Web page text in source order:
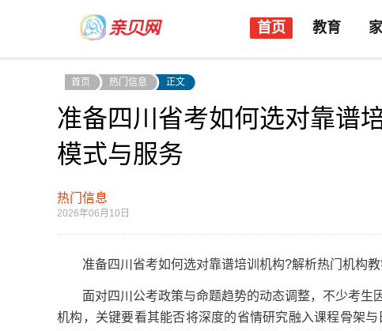
首页 教育
首页 热门信息 正文
准备四川省考如何选对靠谱
模式与服务
热门信息
2026年06月10日
准备四川省考如何选对靠谱培训机构?解析热门机构教
面对四川公考政策与命题趋势的动态调整，不少考生
机构，关键要看其能否将深度的省情研究融入课程骨架